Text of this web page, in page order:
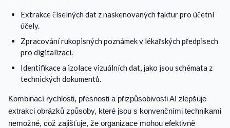
Extrakce číselných dat z naskenovaných faktur pro účetní
účely.
Zpracování rukopisných poznámek v lékařských předpisech
pro digitalizaci.
Identifikace a izolace vizuálních dat, jako jsou schémata z
technických dokumentů.
Kombinací rychlosti, přesnosti a přizpůsobivosti AI zlepšuje
extrakci obrázků způsoby, které jsou s konvenčními technikami
nemožné, což zajišťuje, že organizace mohou efektivně